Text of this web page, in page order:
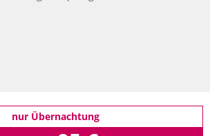
nur Übernachtung